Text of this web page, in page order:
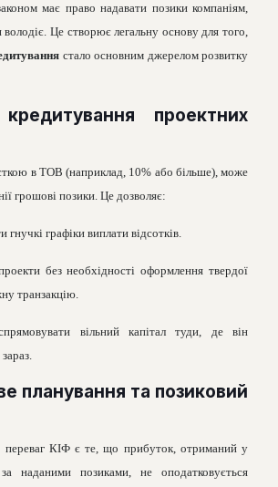
має право надавати позики компаніям,
володіє. Це створює легальну основу для того,
стало основним джерелом розвитку
проектних
в ТОВ (наприклад, 10% або більше), може
грошові позики. Це дозволяє:
гнучкі графіки виплати відсотків.
без необхідності оформлення твердої
транзакцію.
вільний капітал туди, де він
планування та позиковий
переваг КІФ є те, що прибуток, отриманий у
за наданими позиками, не оподатковується